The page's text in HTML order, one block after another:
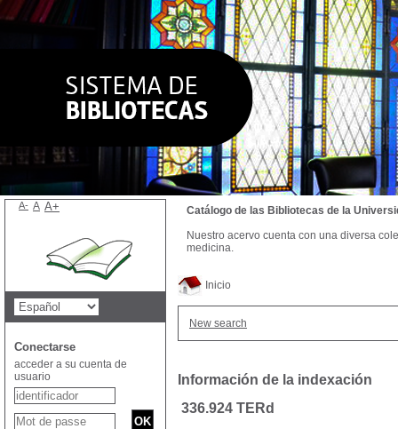
Inicio
New search
Información de la indexación
336.924 TERd
Catálogo de las Bibliotecas de la
Nuestro acervo cuenta con una diversa
medicina.
A- A A+
Conectarse
acceder a su cuenta de
usuario